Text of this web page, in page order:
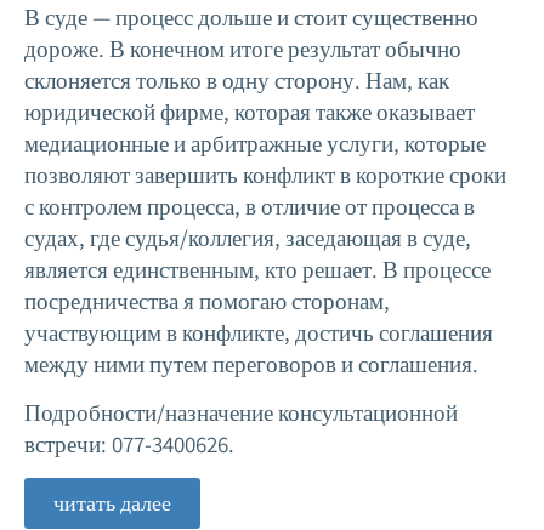
В суде — процесс дольше и стоит существенно
дороже. В конечном итоге результат обычно
склоняется только в одну сторону. Нам, как
юридической фирме, которая также оказывает
медиационные и арбитражные услуги, которые
позволяют завершить конфликт в короткие сроки
с контролем процесса, в отличие от процесса в
судах, где судья/коллегия, заседающая в суде,
является единственным, кто решает. В процессе
посредничества я помогаю сторонам,
участвующим в конфликте, достичь соглашения
между ними путем переговоров и соглашения.
Подробности/назначение консультационной
встречи: 077-3400626.
читать далее